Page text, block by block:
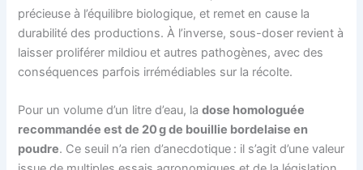
précieuse à l’équilibre biologique, et remet en cause la
durabilité des productions. À l’inverse, sous-doser revient à
laisser proliférer mildiou et autres pathogènes, avec des
conséquences parfois irrémédiables sur la récolte.
Pour un volume d’un litre d’eau, ladose homologuée
recommandée est de 20 g de bouillie bordelaise en
poudre. Ce seuil n’a rien d’anecdotique : il s’agit d’une valeur